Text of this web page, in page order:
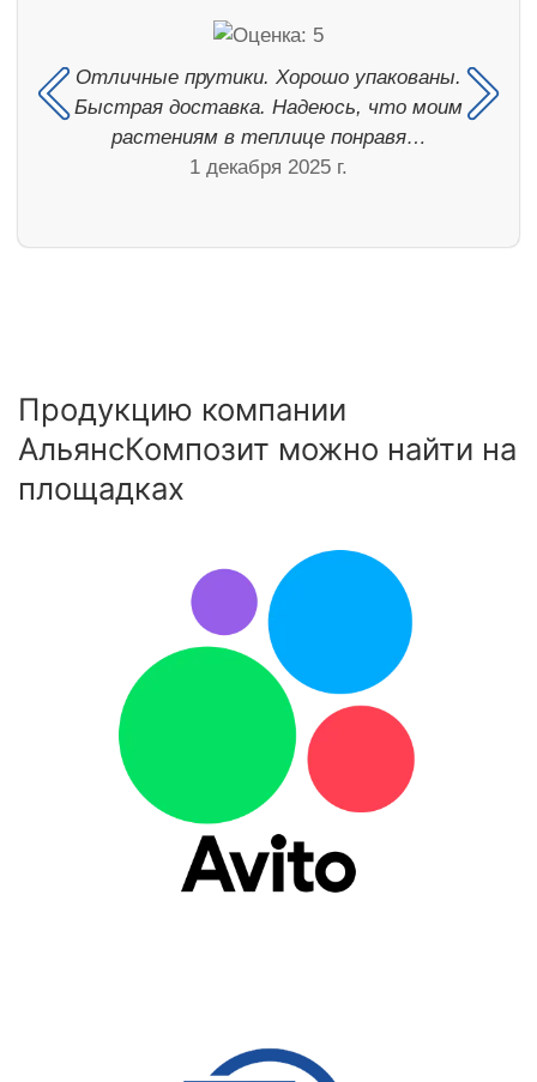
Отличные прутики. Хорошо упакованы.
Быстрая доставка. Надеюсь, что моим
растениям в теплице понравя…
1 декабря 2025 г.
Продукцию компании
АльянсКомпозит можно найти на
площадках